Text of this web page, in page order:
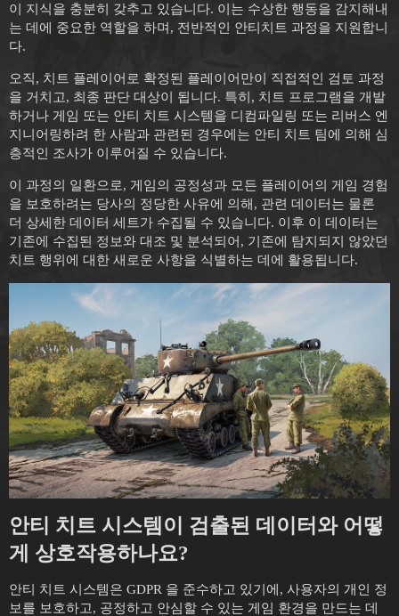
이 지식을 충분히 갖추고 있습니다. 이는 수상한 행동을 감지해내
는 데에 중요한 역할을 하며, 전반적인 안티치트 과정을 지원합니
다.
오직, 치트 플레이어로 확정된 플레이어만이 직접적인 검토 과정
을 거치고, 최종 판단 대상이 됩니다. 특히, 치트 프로그램을 개발
하거나 게임 또는 안티 치트 시스템을 디컴파일링 또는 리버스 엔
지니어링하려 한 사람과 관련된 경우에는 안티 치트 팀에 의해 심
층적인 조사가 이루어질 수 있습니다.
이 과정의 일환으로, 게임의 공정성과 모든 플레이어의 게임 경험
을 보호하려는 당사의 정당한 사유에 의해, 관련 데이터는 물론
더 상세한 데이터 세트가 수집될 수 있습니다. 이후 이 데이터는
기존에 수집된 정보와 대조 및 분석되어, 기존에 탐지되지 않았던
치트 행위에 대한 새로운 사항을 식별하는 데에 활용됩니다.
안티 치트 시스템이 검출된 데이터와 어떻
게 상호작용하나요?
안티 치트 시스템은 GDPR 을 준수하고 있기에, 사용자의 개인 정
보를 보호하고, 공정하고 안심할 수 있는 게임 환경을 만드는 데